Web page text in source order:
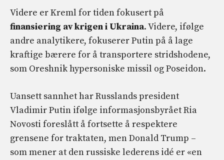
Videre er Kreml for tiden fokusert på
finansiering av krigen i Ukraina. Videre, ifølge
andre analytikere, fokuserer Putin på å lage
kraftige bærere for å transportere stridshodene,
som Oreshnik hypersoniske missil og Poseidon.
Uansett sannhet har Russlands president
Vladimir Putin ifølge informasjonsbyrået Ria
Novosti foreslått å fortsette å respektere
grensene for traktaten, men Donald Trump –
som mener at den russiske lederens idé er «en